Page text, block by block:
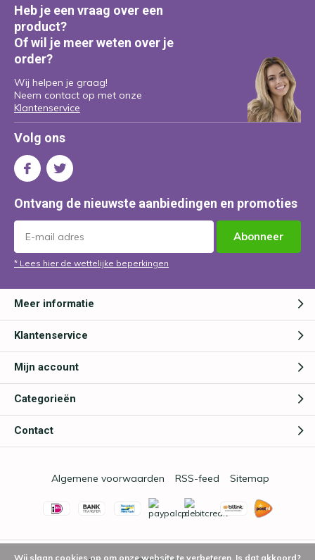
Heb je een vraag over een
product?
Of wil je meer weten over je
order?
Wij helpen je graag!
Neem contact op met onze
Klantenservice
Volg ons
Ontvang de nieuwste aanbiedingen en promoties
Abonneer
* Lees hier de wettelijke beperkingen
Meer informatie
Klantenservice
Mijn account
Categorieën
Contact
Algemene voorwaarden RSS-feed Sitemap
Wij slaan cookies op om onze website te verbeteren. Is dat akkoord?